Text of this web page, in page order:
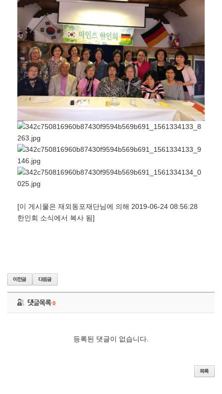
[이 게시물은 재외동포재단님에 의해 2019-06-24 08:56:28
한인회 소식에서 복사 됨]
댓글목록0
등록된 댓글이 없습니다.